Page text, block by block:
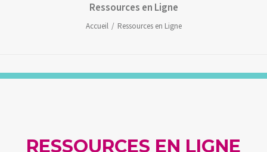
CONTACT
Ressources en Ligne
Accueil Ressources en Ligne
RESSOURCES EN LIGNE